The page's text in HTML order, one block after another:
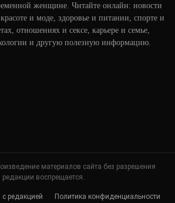
женщине. Читайте онлайн: новости
и моде, здоровье и питании, спорте и
отношениях и сексе, карьере и семье,
и другую полезную информацию.
материалов сайта без разрешения
редакции воспрещается.
с редакцией Политика конфиденциальности